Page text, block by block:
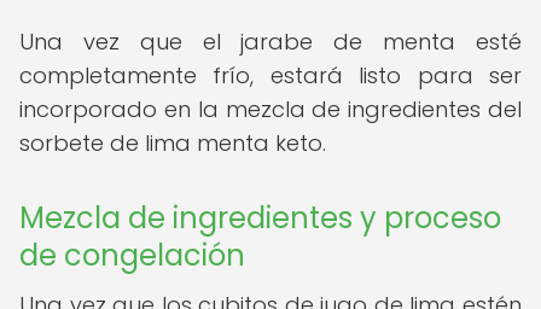
Una vez que el jarabe de menta esté
completamente frío, estará listo para ser
incorporado en la mezcla de ingredientes del
sorbete de lima menta keto.
Mezcla de ingredientes y proceso
de congelación